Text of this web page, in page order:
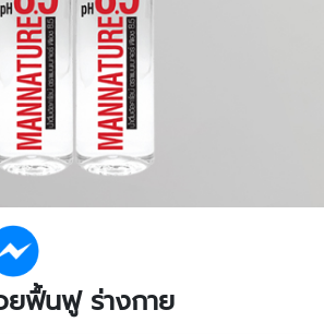
ยฟื้นฟู ร่างกาย